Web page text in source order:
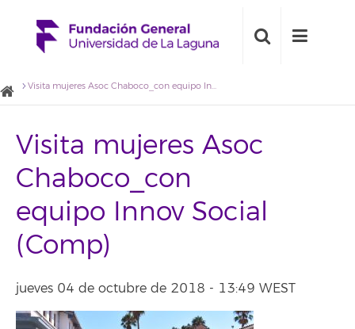
Visita mujeres Asoc Chaboco_con equipo Innov Social (Comp)
Visita mujeres Asoc
Chaboco_con
equipo Innov Social
(Comp)
jueves 04 de octubre de 2018 - 13:49 WEST